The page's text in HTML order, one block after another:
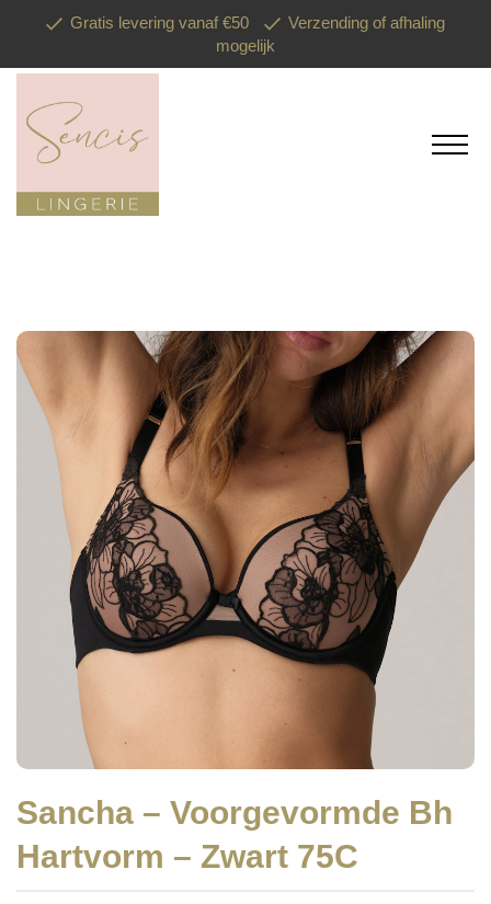
Gratis levering vanaf €50
Verzending of afhaling
mogelijk
Sancha – Voorgevormde Bh
Hartvorm – Zwart 75C